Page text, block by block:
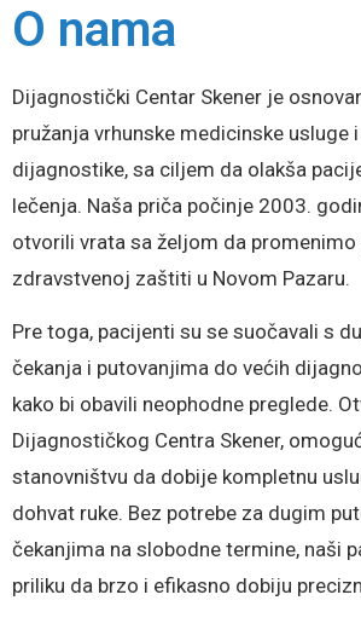
O nama
Dijagnostički Centar Skener je
pružanja vrhunske medicinske usluge
dijagnostike, sa ciljem da olakša
lečenja. Naša priča počinje 2003.
otvorili vrata sa željom da
zdravstvenoj zaštiti u Novom Pazaru.
Pre toga, pacijenti su se suočavali s
čekanja i putovanjima do većih
kako bi obavili neophodne preglede.
Dijagnostičkog Centra Skener,
stanovništvu da dobije kompletnu
dohvat ruke. Bez potrebe za dugim
čekanjima na slobodne termine, naši
priliku da brzo i efikasno dobiju